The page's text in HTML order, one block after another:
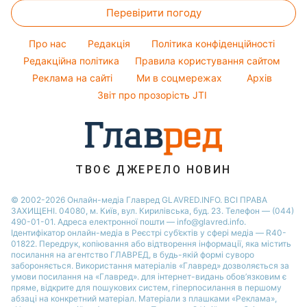
Настя Каменських
Віталій Козловський
Потап
Поради від Андре Тана
Новини Черкаси
Новини Львова
Новини Рівного
Новини Дніпра
Новини Тернополя
Тести по картинці
Оптичні ілюзії
Народні прикмети
Усе про шоу-бізнес
Перевірити погоду
Про нас Редакція
Політика конфіденційності
Редакційна політика
Правила користування сайтом
Реклама на сайті
Ми в соцмережах
Архів
Звіт про прозорість JTI
ТВОЄ ДЖЕРЕЛО НОВИН
© 2002-2026 Онлайн-медіа Главред GLAVRED.INFO. ВСІ ПРАВА
ЗАХИЩЕНІ. 04080, м. Київ, вул. Кирилівська, буд. 23. Телефон — (044)
490-01-01. Адреса електронної пошти — info@glavred.info.
Ідентифікатор онлайн-медіа в Реєстрі суб’єктів у сфері медіа — R40-
01822. Передрук, копіювання або відтворення інформації, яка містить
посилання на агентство ГЛАВРЕД, в будь-якій формi суворо
забороняється. Використання матеріалів «Главред» дозволяється за
умови посилання на «Главред». для інтернет-видань обов’язковим є
пряме, відкрите для пошукових систем, гіперпосилання в першому
абзаці на конкретний матеріал. Матеріали з плашками «Реклама»,